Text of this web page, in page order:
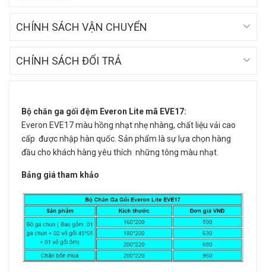
CHÍNH SÁCH VẬN CHUYỂN
CHÍNH SÁCH ĐỔI TRẢ
Bộ chăn ga gối đệm Everon Lite mã EVE17:
Everon EVE17 màu hồng nhạt nhẹ nhàng, chất liệu vải cao
cấp được nhập hàn quốc. Sản phẩm là sự lựa chọn hàng
đầu cho khách hàng yêu thích những tông màu nhạt.
Bảng giá tham khảo